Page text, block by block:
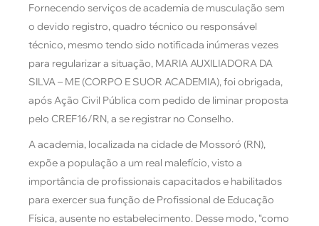
Fornecendo serviços de academia de musculação sem
o devido registro, quadro técnico ou responsável
técnico, mesmo tendo sido notificada inúmeras vezes
para regularizar a situação, MARIA AUXILIADORA DA
SILVA – ME (CORPO E SUOR ACADEMIA), foi obrigada,
após Ação Civil Pública com pedido de liminar proposta
pelo CREF16/RN, a se registrar no Conselho.
A academia, localizada na cidade de Mossoró (RN),
expõe a população a um real malefício, visto a
importância de profissionais capacitados e habilitados
para exercer sua função de Profissional de Educação
Física, ausente no estabelecimento. Desse modo, “como